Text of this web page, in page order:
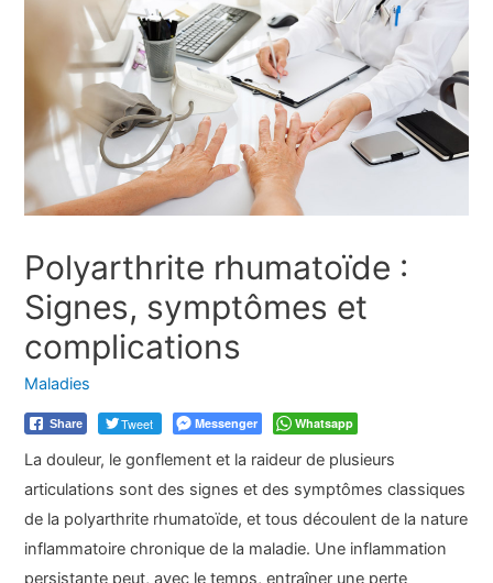
Polyarthrite rhumatoïde :
Signes, symptômes et
complications
Maladies
Share Tweet Messenger Whatsapp
La douleur, le gonflement et la raideur de plusieurs
articulations sont des signes et des symptômes classiques
de la polyarthrite rhumatoïde, et tous découlent de la nature
inflammatoire chronique de la maladie. Une inflammation
persistante peut, avec le temps, entraîner une perte